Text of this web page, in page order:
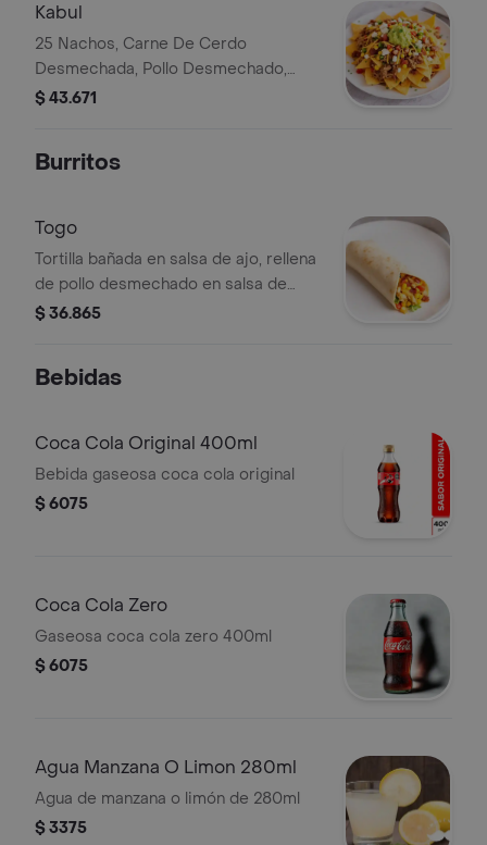
Kabul
25 Nachos, Carne De Cerdo
Desmechada, Pollo Desmechado,
Queso, Tocineta, Dulce De Maiz, Pico
$ 43.671
Burritos
Togo
Tortilla bañada en salsa de ajo, rellena
de pollo desmechado en salsa de
quesos, lechuga, tomate, maíz tierno y
$ 36.865
Bebidas
Coca Cola Original 400ml
Bebida gaseosa coca cola original
$ 6075
Coca Cola Zero
Gaseosa coca cola zero 400ml
$ 6075
Agua Manzana O Limon 280ml
Agua de manzana o limón de 280ml
$ 3375